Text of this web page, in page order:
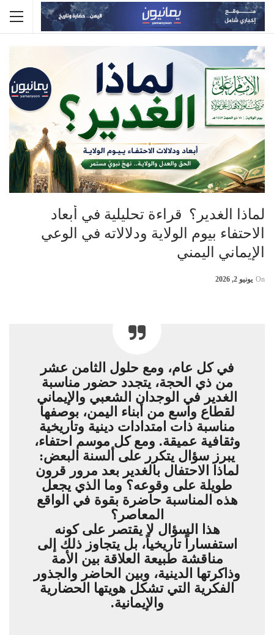
لماذا الغدير؟ قراءة تحليلية في أبعاد
الاحتفاء بيوم الولاية ودلالاته في الوعي
الإيماني اليمني
On يونيو 2, 2026
في كل عام، ومع حلول الثامن عشر
من ذي الحجة، يتجدد حضور مناسبة
الغدير في الوجدان الشعبي والإيماني
لقطاع واسع من أبناء اليمن، بوصفها
مناسبة ذات امتدادات دينية وتاريخية
وثقافية عميقة. ومع كل موسم احتفاء،
يبرز سؤال يتكرر على ألسنة البعض:
لماذا الاحتفال بالغدير بعد مرور قرون
طويلة على وقوعه؟ وما الذي يجعل
هذه المناسبة حاضرة بقوة في الواقع
المعاصر؟
هذا السؤال لا يقتصر على كونه
استفساراً تاريخياً، بل يتجاوز ذلك إلى
مناقشة طبيعة العلاقة بين الأمة
وذاكرتها الدينية، وبين الحاضر والجذور
الفكرية التي تشكل هويتها الحضارية
والإيمانية.